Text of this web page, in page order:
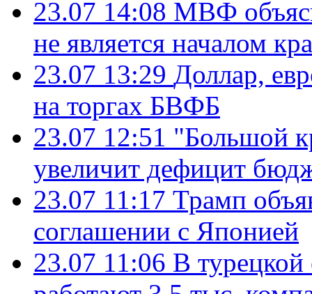
23.07 14:08 МВФ
не является началом
23.07 13:29 Доллар,
на торгах БВФБ
23.07 12:51 "Большой
увеличит дефицит
23.07 11:17 Трамп
соглашении с Японией
23.07 11:06 В